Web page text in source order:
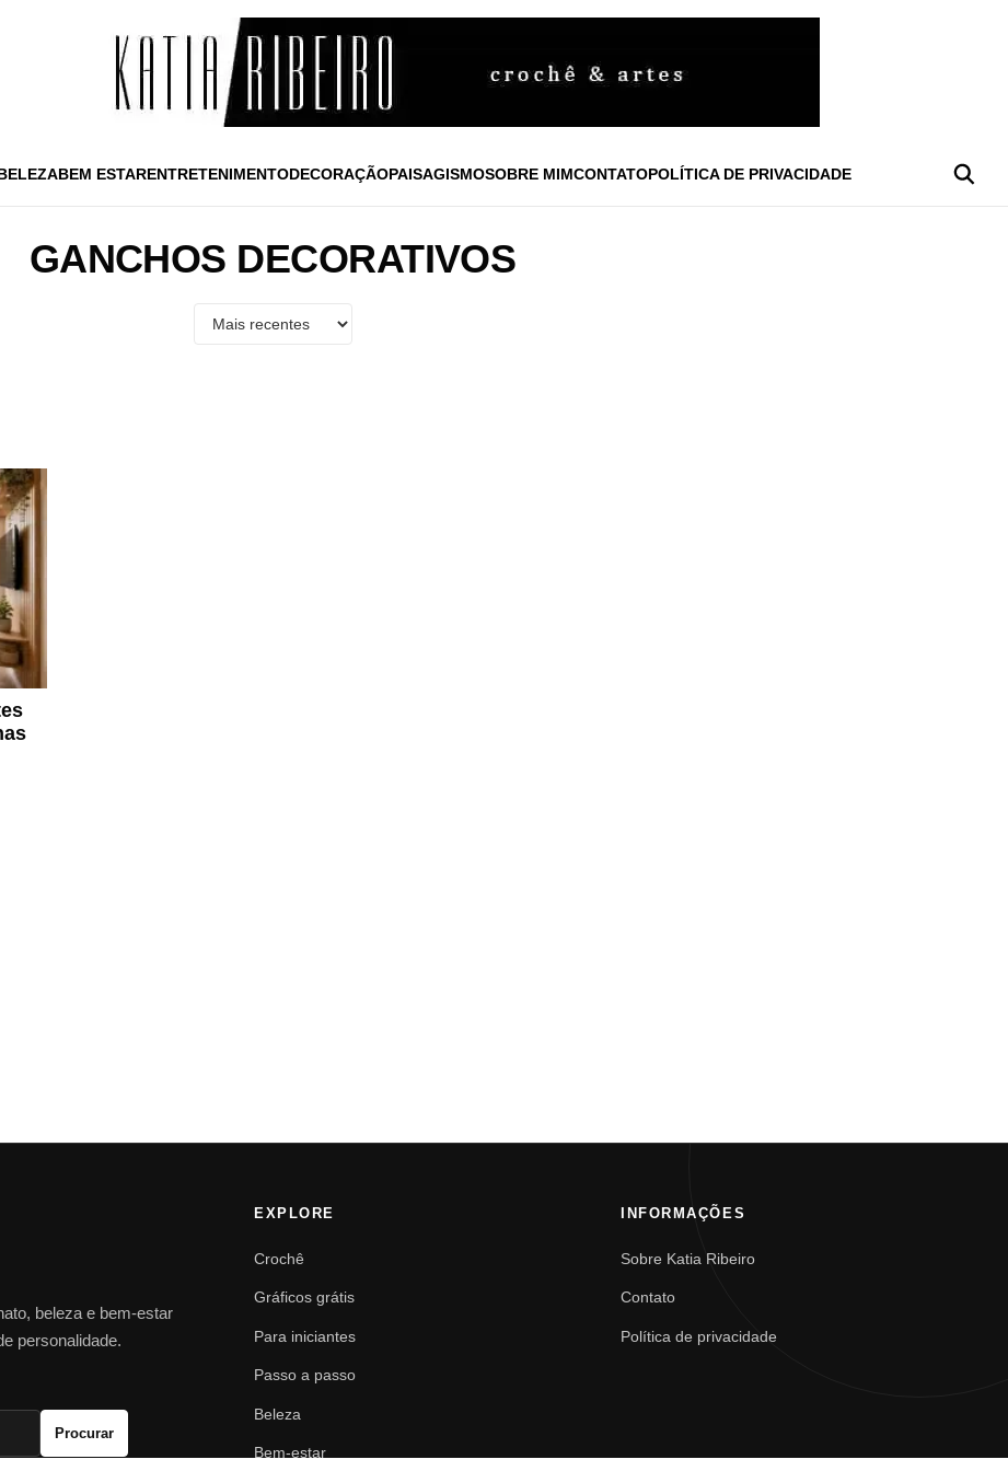
BEM ESTARENTRETENIMENTODECORAÇÃOPAISAGISMOSOBRE MIMCONTATOPOLÍTICA DE PRIVACIDADE
GANCHOS DECORATIVOS
beleza e bem-estar
personalidade.
Procurar
EXPLORE
Crochê
Gráficos grátis
Para iniciantes
Passo a passo
Beleza
Bem-estar
INFORMAÇÕES
Sobre Katia Ribeiro
Contato
Política de privacidade